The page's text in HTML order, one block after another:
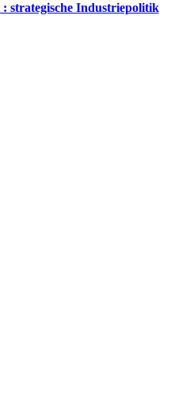
strategische Industriepolitik